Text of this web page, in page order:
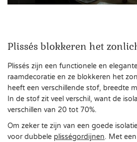
Plissés blokkeren het
Plissés zijn een functionele en
raamdecoratie en ze blokkeren het
heeft een verschillende stof, breedte
In de stof zit veel verschil, want de
verschillen van 20 tot 70%.
Om zeker te zijn van een goede
voor dubbele plisségordijnen. Met